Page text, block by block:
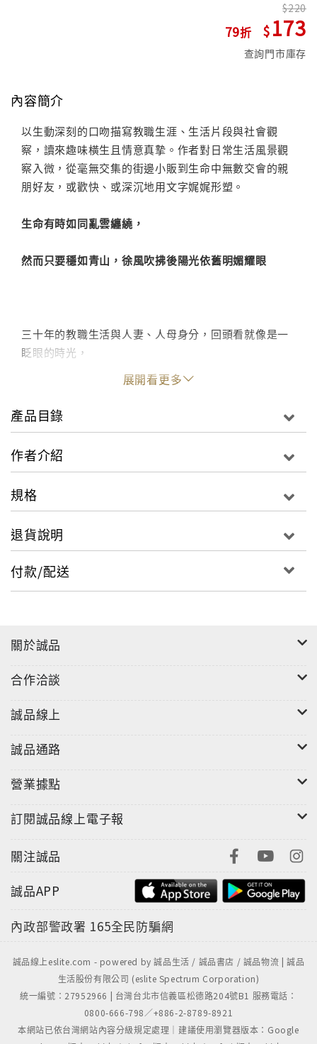
79
220
173
查詢門市庫存
內容簡介
以生動深刻的口吻描寫教職生涯、生活片段與社會觀
察，讀來趣味橫生且情意真摯。作者對日常生活風景觀
察入微，從毫無交集的街邊小販到生命中無數交會的親
朋好友，或歡快、或深沉地用文字娓娓形塑。
生命有時如同亂雲纏繞，
然而只要穩如青山，徐風吹拂後陽光依舊明媚耀眼
三十年的教職生活與人妻、人母身分，回頭看就像是一
眨眼的時光，
學生口中的「阿阮」老師、家人心中的避風港灣，
累積了多年的人生片段，都在邁入熟年時化為一顆顆璀
有十七歲就愛得熱烈的小情侶、背不岀幾個單字但善良
開朗的特教生，還有因為兒子罵髒話就送珍珠項鍊賠罪
的家長……
極有主見的女兒、熱愛音樂且興趣廣泛的貼心兒子……
另外還有小辣椒婆婆、盡心孝親的大姊、在天堂的小黑
（狗）與難纏的詐騙集團……
生命也許無法順心如意，但只要站穩腳步、細心觀察，
生活中的美好俯拾即是。
展開看更多
產品目錄
作者介紹
規格
退貨說明
付款/配送
關於誠品
合作洽談
誠品線上
誠品通路
營業據點
訂閱誠品線上電子報
關注誠品
誠品APP
內政部警政署 165全民防騙網
誠品線上eslite.com - powered by 誠品生活 / 誠品書店 / 誠品物流 | 誠品
生活股份有限公司 (eslite Spectrum Corporation)
統一編號：27952966 | 台灣台北市信義區松德路204號B1 服務電話：
0800-666-798／+886-2-8789-8921
本網站已依台灣網站內容分級規定處理｜建議使用瀏覽器版本：Google